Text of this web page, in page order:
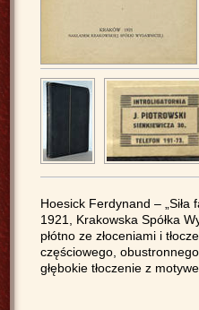
Hoesick Ferdynand – „Siła
1921, Krakowska Spółka
płótno ze złoceniami i
częściowego,
głębokie tłoczenie z